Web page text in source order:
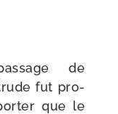
de
fut pro­
que le